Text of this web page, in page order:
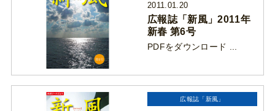
2011.01.20
広報誌「新風」2011年
新春 第6号
PDFをダウンロード ...
広報誌「新風」